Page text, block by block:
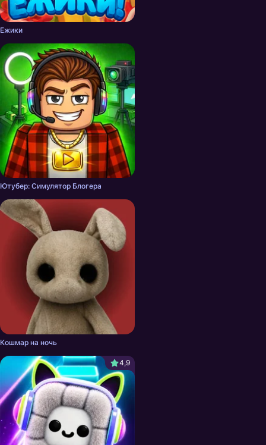
Ежики
Ютубер: Симулятор Блогера
Кошмар на ночь
4,9